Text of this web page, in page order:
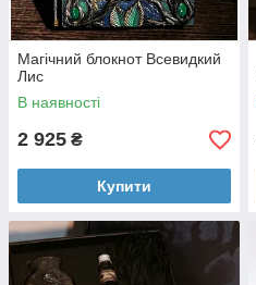
Магічний блокнот Всевидкий
Лис
В наявності
2 925 ₴
Купити